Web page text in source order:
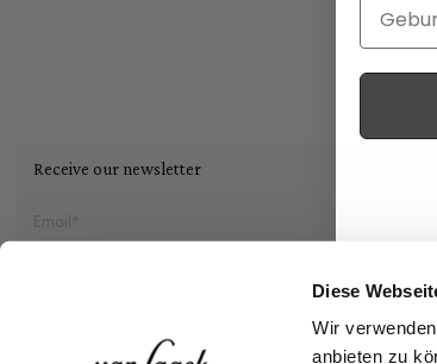
Diese
Wir
anbieten zu
Receive our newsletter